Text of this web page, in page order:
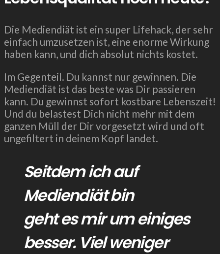
Die Mediendiät ist ein super Lifehack, der sehr
einfach umzusetzen ist, eine enorme Wirkung
haben kann, und dich absolut nichts kostet.
Im Gegenteil. Du kannst nur gewinnen. Die
Mediendiät ist das beste was Dir passieren
kann. Du gewinnst sofort kostbare Lebenszeit!
Und du belastest Dich nicht mehr mit dem
ganzen Müll der Dir vorgesetzt wird und oft
ungefiltert in deinem Kopf landet.
Seitdem ich auf
Mediendiät bin
geht es mir um einiges
besser. Viel weniger